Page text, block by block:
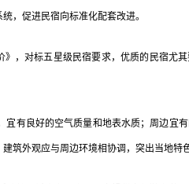
，促进民宿向标准化配套改进。
，对标五星级民宿要求，优质的民宿尤
有良好的空气质量和地表水质；周边宜
筑外观应与周边环境相协调，突出当地特色